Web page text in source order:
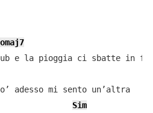
e la pioggia ci sbatte in
adesso mi sento un’altra
Sim